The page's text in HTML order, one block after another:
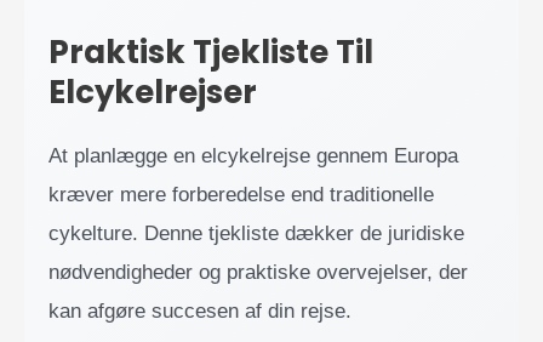
Praktisk Tjekliste Til
Elcykelrejser
At planlægge en elcykelrejse gennem Europa
kræver mere forberedelse end traditionelle
cykelture. Denne tjekliste dækker de juridiske
nødvendigheder og praktiske overvejelser, der
kan afgøre succesen af din rejse.